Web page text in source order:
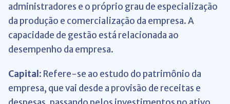
administradores e o próprio grau de especialização
da produção e comercialização da empresa. A
capacidade de gestão está relacionada ao
desempenho da empresa.
Capital: Refere-se ao estudo do patrimônio da
empresa, que vai desde a provisão de receitas e